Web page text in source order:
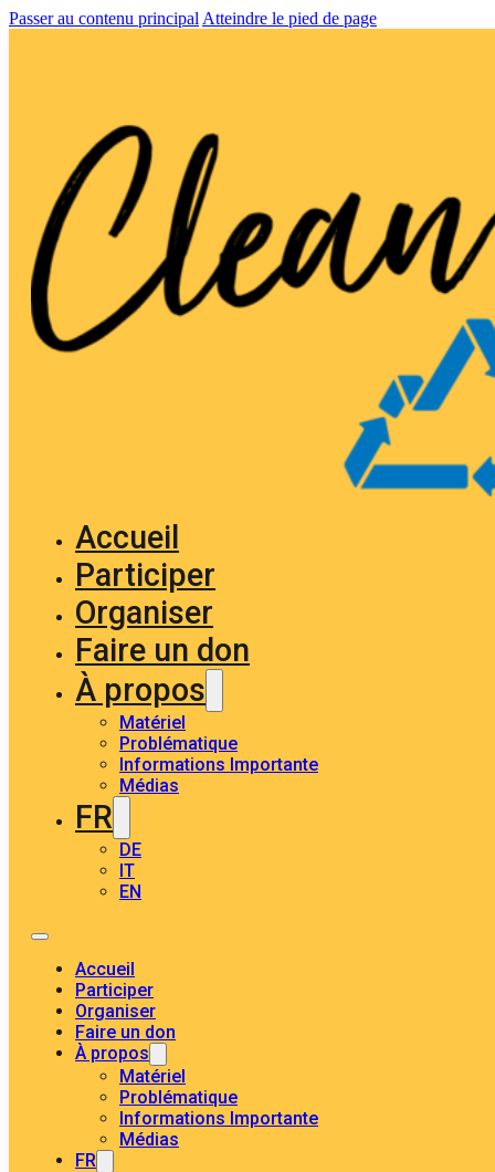
Passer au contenu principal Atteindre le pied de page
Accueil
Participer
Organiser
Faire un don
À propos
Matériel
Problématique
Informations Importante
Médias
FR
DE
IT
EN
Accueil
Participer
Organiser
Faire un don
À propos
Matériel
Problématique
Informations Importante
Médias
FR